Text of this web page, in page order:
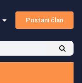
Postani član